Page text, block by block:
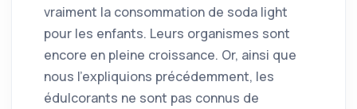
vraiment la consommation de soda light
pour les enfants. Leurs organismes sont
encore en pleine croissance. Or, ainsi que
nous l’expliquions précédemment, les
édulcorants ne sont pas connus de